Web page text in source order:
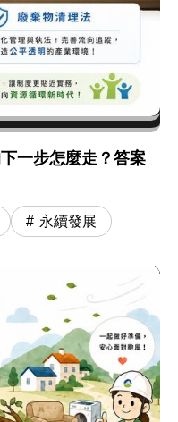
一步怎麼走？答案
永續發展